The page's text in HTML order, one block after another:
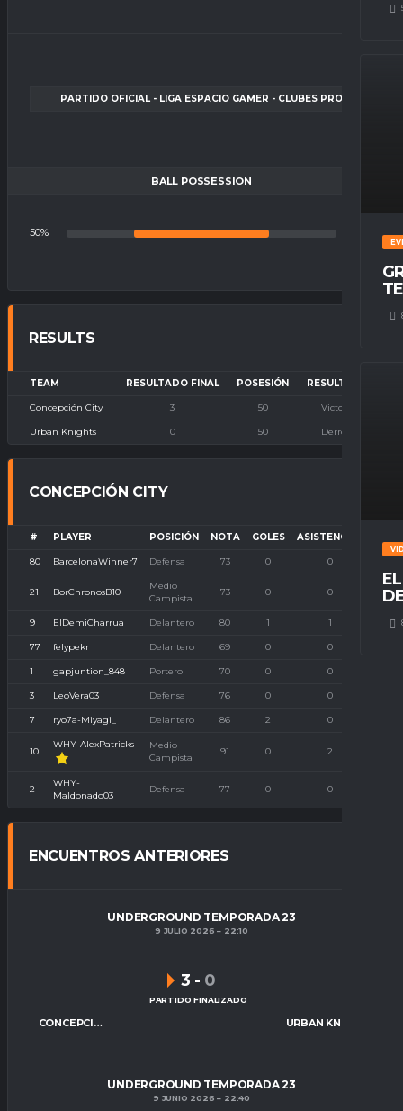
PARTIDO OFICIAL - LIGA ESPACIO GAMER - CLUBES PRO
BALL POSSESSION
50%
RESULTS
TEAM RESULTADO FINAL POSESIÓN RESULTADO
Concepción City 3 50 Victoria
Urban Knights 0 50 Derrota
CONCEPCIÓN CITY
# PLAYER POSICIÓN NOTA GOLES ASISTENCIAS
80 BarcelonaWinner7 Defensa 73 0 0
21 BorChronosB10
Medio
Campista
73 0 0
9 ElDemiCharrua Delantero 80 1 1
77 felypekr Delantero 69 0 0
1 gapjuntion_848 Portero 70 0 0
3 LeoVera03 Defensa 76 0 0
7 ryo7a-Miyagi_ Delantero 86 2 0
10
WHY-AlexPatricks
Medio
Campista
91 0 2
2
WHY-
Maldonado03
Defensa 77 0 0
ENCUENTROS ANTERIORES
UNDERGROUND TEMPORADA 23
9 JULIO 2026 22:10
CONCEPCIÓN CITY
3 - 0
PARTIDO FINALIZADO
UNDERGROUND TEMPORADA 23
9 JUNIO 2026 22:40